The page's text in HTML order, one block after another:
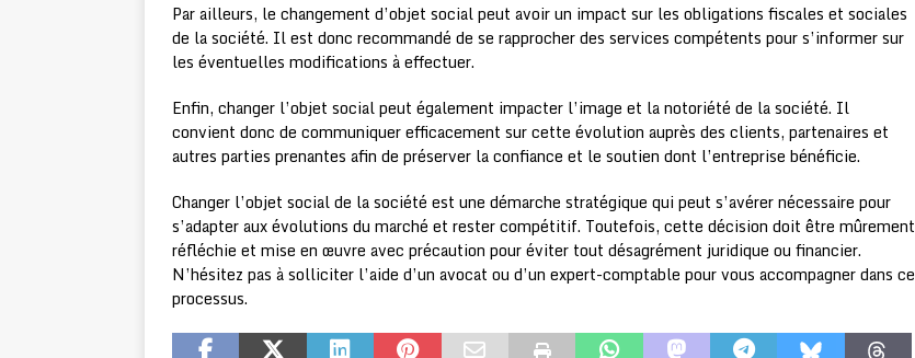
Par ailleurs, le changement d’objet social peut avoir un impact sur les obligations fiscales et sociales
de la société. Il est donc recommandé de se rapprocher des services compétents pour s’informer sur
les éventuelles modifications à effectuer.
Enfin, changer l’objet social peut également impacter l’image et la notoriété de la société. Il
convient donc de communiquer efficacement sur cette évolution auprès des clients, partenaires et
autres parties prenantes afin de préserver la confiance et le soutien dont l’entreprise bénéficie.
Changer l’objet social de la société est une démarche stratégique qui peut s’avérer nécessaire pour
s’adapter aux évolutions du marché et rester compétitif. Toutefois, cette décision doit être mûrement
réfléchie et mise en œuvre avec précaution pour éviter tout désagrément juridique ou financier.
N’hésitez pas à solliciter l’aide d’un avocat ou d’un expert-comptable pour vous accompagner dans ce
processus.